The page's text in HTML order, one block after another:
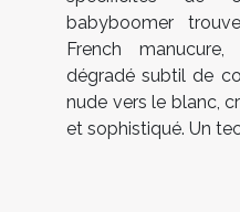
babyboomer
French
dégradé subtil de
nude vers le blanc,
et sophistiqué. Un